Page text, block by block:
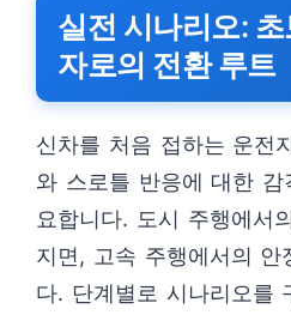
실전 시나리오:
자로의 전환 루트
신차를 처음 접하는 운전
와 스로틀 반응에 대한
요합니다. 도시 주행에서
지면, 고속 주행에서의 안
다. 단계별로 시나리오를